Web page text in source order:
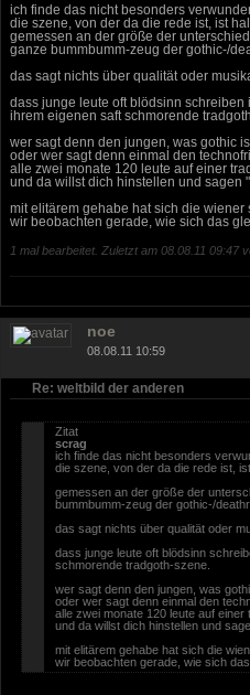
ich finde das nicht besonders
die szene, von der da die rede ist, ist
gemessen an der größe der
ganze bummbumm-zeug der gothic-/
das sagt nichts über qualität oder
dass junge leute oft blödsinn schreiben
ihrem eigenen saft schmorende
wer sagt denn den jungen, was gothic
oder wer sagt denn einmal den
alle zwei monate 120 leute auf einer
und da willst dich hinstellen und sagen
mit elitärem gehabe hat sich die
wir beobachten gerade, wie sich das
1 mal bearbeitet. Zuletzt am 08.08.11 09:47
noe
08.08.11 10:59
Re: weltbild der anderen
Zitat
scrag
ich finde das nicht besonders
die szene, von der da die rede ist,
gemessen an der größe der
bummbumm-zeug der gothic-/
das sagt nichts über qualität oder
dass junge leute oft blödsinn
schmorende tradgoth-szene.
wer sagt denn den jungen, was
oder wer sagt denn einmal den
alle zwei monate 120 leute auf
und da willst dich hinstellen und
mit elitärem gehabe hat sich die
wir beobachten gerade, wie sich